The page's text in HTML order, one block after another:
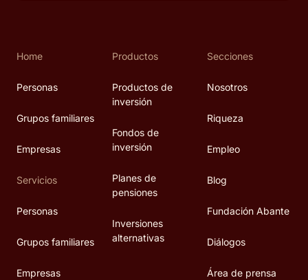
Home
Personas
Grupos familiares
Empresas
Servicios
Personas
Grupos familiares
Empresas
Productos
Productos de
inversión
Fondos de
inversión
Planes de
pensiones
Inversiones
alternativas
Secciones
Nosotros
Riqueza
Empleo
Blog
Fundación Abante
Diálogos
Área de prensa